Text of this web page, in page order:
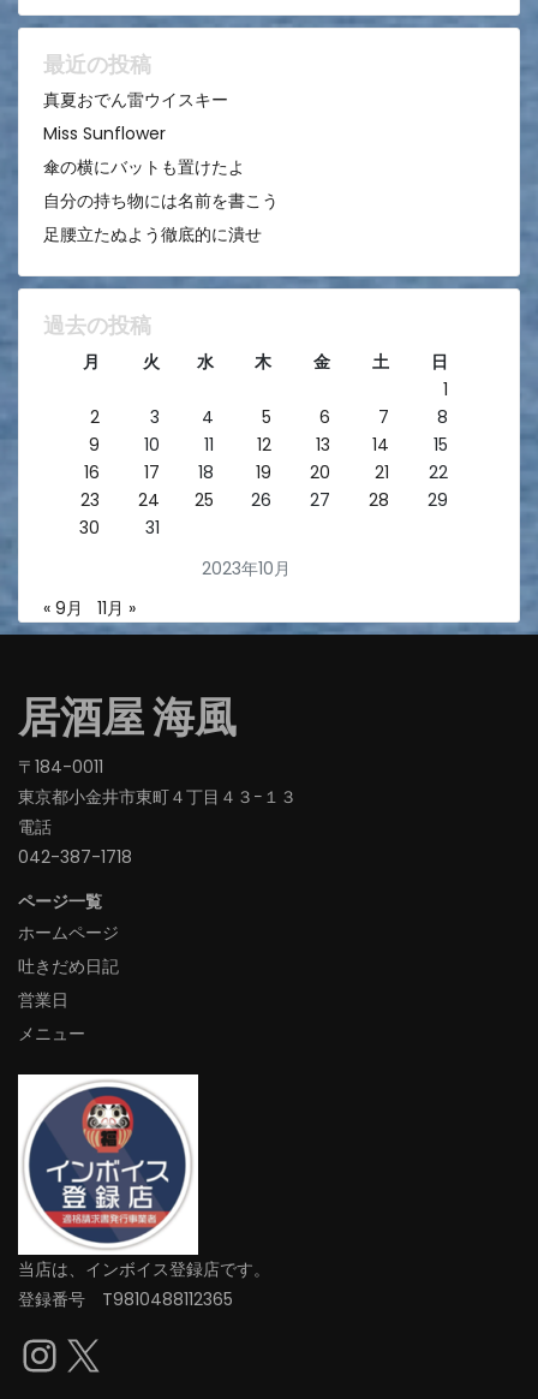
シ
ョ
ン
最近の投稿
真夏おでん雷ウイスキー
Miss Sunflower
傘の横にバットも置けたよ
自分の持ち物には名前を書こう
足腰立たぬよう徹底的に潰せ
過去の投稿
2023年10月
月 火 水 木 金 土
日
1
2
3 4 5 6 7
8
9
10 11 12 13 14
15
16
17 18 19 20 21
22
23
24 25 26 27 28
29
30
31
« 9月 11月 »
居酒屋 海風
〒184-0011
東京都小金井市東町４丁目４３−１３
電話
042-387-1718‬
ページ一覧
ホームページ
吐きだめ日記
営業日
メニュー
当店は、インボイス登録店です。
登録番号 T9810488112365
Instagram
X